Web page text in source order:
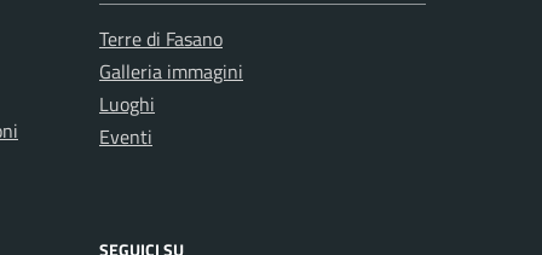
Terre di Fasano
Galleria immagini
Luoghi
Eventi
SEGUICI SU